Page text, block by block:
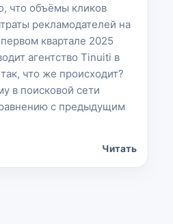
что объёмы кликов
рекламодателей на
квартале 2025
агентство Tinuiti в
что же происходит?
в поисковой сети
с предыдущим
Читать